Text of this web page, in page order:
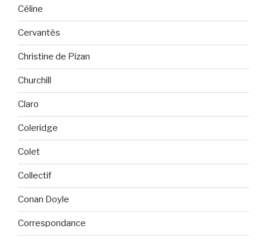
Céline
Cervantès
Christine de Pizan
Churchill
Claro
Coleridge
Colet
Collectif
Conan Doyle
Correspondance